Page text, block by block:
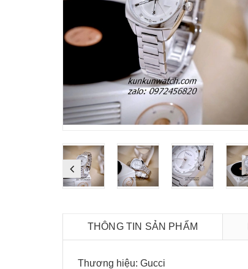
THÔNG TIN SẢN PHẨM
Thương hiệu: Gucci